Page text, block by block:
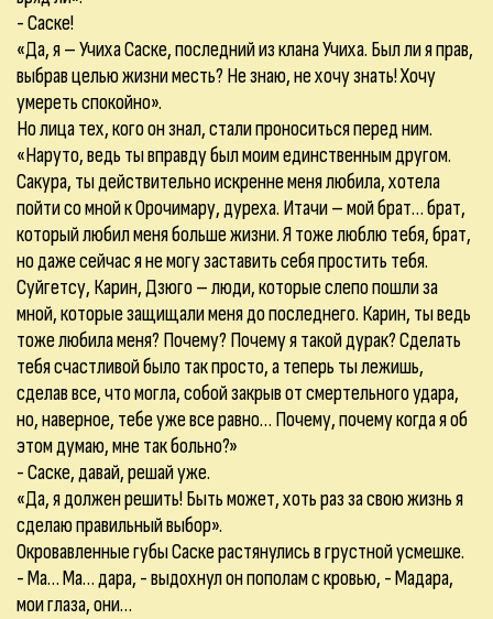
- Саске!
«Да, я – Учиха Саске, последний из клана Учиха. Был ли я прав,
выбрав целью жизни месть? Не знаю, не хочу знать! Хочу
умереть спокойно».
Но лица тех, кого он знал, стали проноситься перед ним.
«Наруто, ведь ты вправду был моим единственным другом.
Сакура, ты действительно искренне меня любила, хотела
пойти со мной к Орочимару, дуреха. Итачи – мой брат… брат,
который любил меня больше жизни. Я тоже люблю тебя, брат,
но даже сейчас я не могу заставить себя простить тебя.
Суйгетсу, Карин, Дзюго – люди, которые слепо пошли за
мной, которые защищали меня до последнего. Карин, ты ведь
тоже любила меня? Почему? Почему я такой дурак? Сделать
тебя счастливой было так просто, а теперь ты лежишь,
сделав все, что могла, собой закрыв от смертельного удара,
но, наверное, тебе уже все равно… Почему, почему когда я об
этом думаю, мне так больно?»
- Саске, давай, решай уже.
«Да, я должен решить! Быть может, хоть раз за свою жизнь я
сделаю правильный выбор».
Окровавленные губы Саске растянулись в грустной усмешке.
- Ма… Ма… дара, - выдохнул он пополам с кровью, - Мадара,
мои глаза, они…